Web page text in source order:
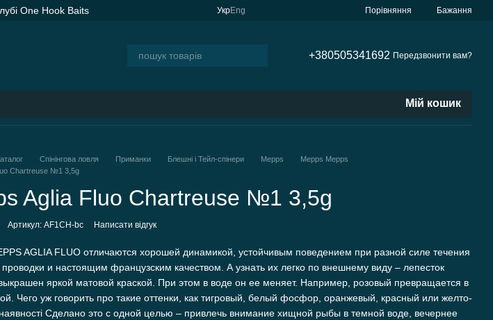
One Hook Baits
УкрEng Порівняння Бажання
+380505341692 Передзвонити вам?
Мій кошик
Спінінгова ловля Приманки Блешні і Тейл-спінери Mepps
Mepps Mepps
Chartreuse №1 3,5g
Aglia Fluo Chartreuse №1 3,5g
Артикул: AF1CH-bc Написати відгук
AGLIA FLUO отличаются хорошей динамикой, устойчивым поведением при разной силе течения
проводки и настоящим французским качеством. А узнать их легко по внешнему виду – лепесток
яркой матовой краской. При этом в воде он ее меняет. Например, розовый превращается в
Чего уж говорить про такие оттенки, как тигровый, белый фосфор, оранжевый, красный или желто-
Сделано это с одной целью – привлечь внимание хищной рыбы в темной воде, вечернее